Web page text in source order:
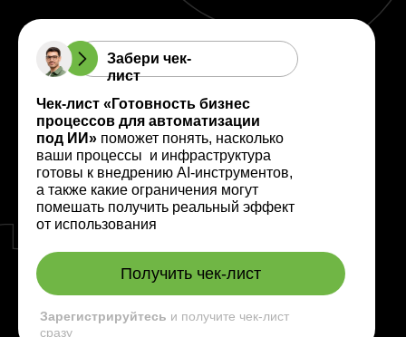
Зарегистрируйтесь и получите чек-лист
сразу
Чек-лист «Готовность бизнес
процессов для автоматизации
под ИИ» поможет понять, насколько
ваши процессы и инфраструктура
готовы к внедрению AI-инструментов,
а также какие ограничения могут
помешать получить реальный эффект
от использования
Получить чек-лист
Забери чек-
лист